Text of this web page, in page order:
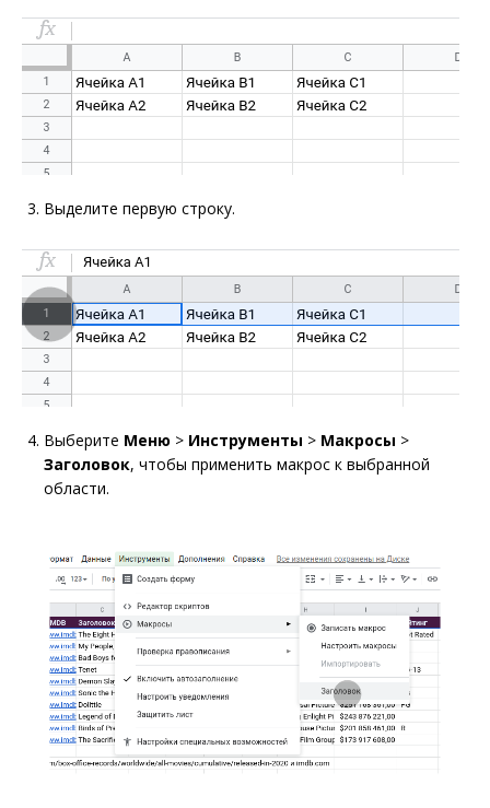
Выделите первую строку.
Выберите Меню > Инструменты > Макросы >
Заголовок, чтобы применить макрос к выбранной
области.